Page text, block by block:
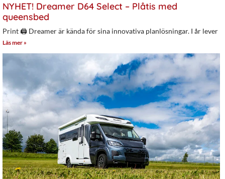
NYHET! Dreamer D64 Select – Plåtis med
queensbed
Print 🖨 Dreamer är kända för sina innovativa planlösningar. I år lever
Läs mer »